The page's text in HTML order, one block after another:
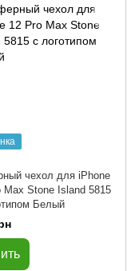
чехол для iPhone
Max Stone Island 5815
Белый